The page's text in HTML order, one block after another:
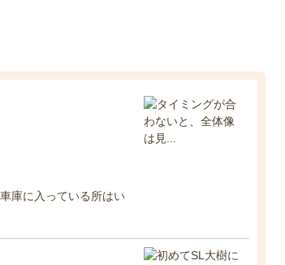
庫に入っている所はい